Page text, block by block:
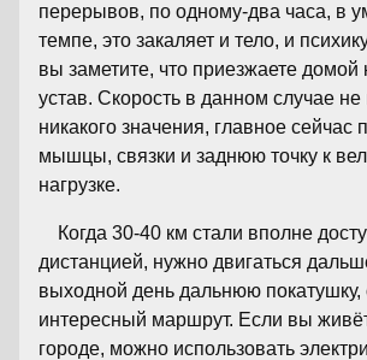
перерывов, по одному-два часа, в
темпе, это закаляет и тело, и
вы заметите, что приезжаете домой
устав. Скорость в данном случае не
никакого значения, главное сейчас
мышцы, связки и заднюю точку к
нагрузке.
Когда 30-40 км стали вполне
дистанцией, нужно двигаться
выходной день дальнюю покатушку,
интересный маршрут. Если вы
городе, можно использовать